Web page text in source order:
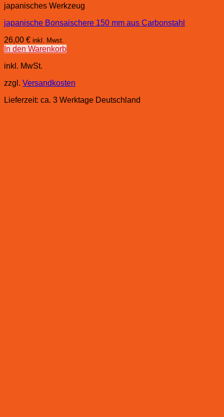
japanisches Werkzeug
japanische Bonsaischere 150 mm aus Carbonstahl
26,00 € inkl. Mwst.
In den Warenkorb
inkl. MwSt.
zzgl. Versandkosten
Lieferzeit: ca. 3 Werktage Deutschland